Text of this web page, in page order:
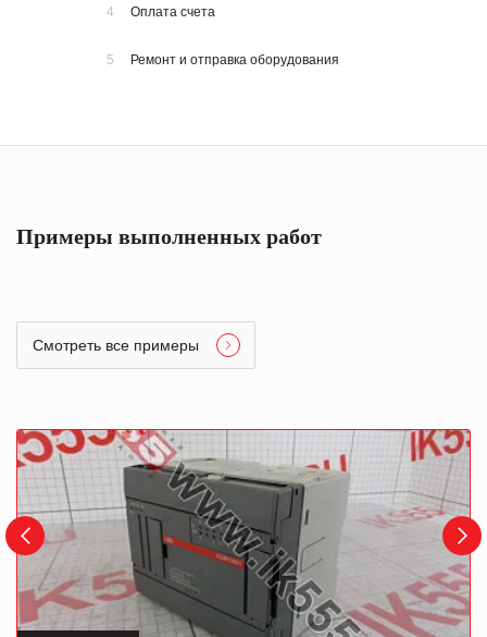
4 Оплата счета
5 Ремонт и отправка оборудования
Примеры выполненных работ
Смотреть все примеры